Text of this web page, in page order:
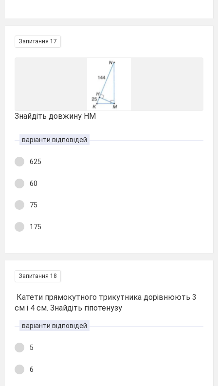
Запитання 17
Знайдіть довжину НМ
варіанти відповідей
625
60
75
175
Запитання 18
Катети прямокутного трикутника дорівнюють 3
см і 4 см. Знайдіть гіпотенузу
варіанти відповідей
5
6